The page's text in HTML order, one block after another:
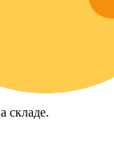
складе.